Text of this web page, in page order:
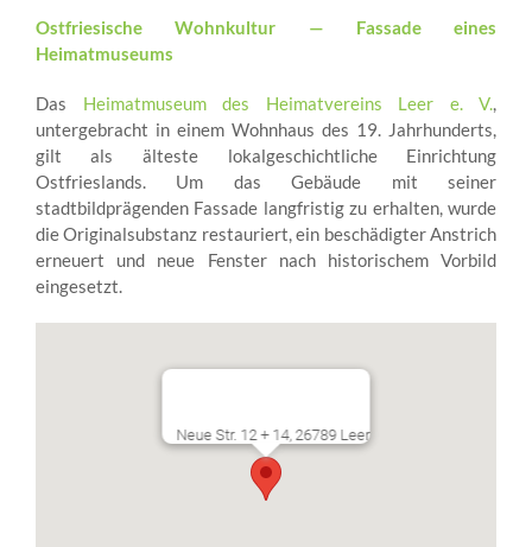
Ostfriesische Wohnkultur — Fassade eines
Heimatmuseums
Das Heimatmuseum des Heimatvereins Leer e. V.,
untergebracht in einem Wohnhaus des 19. Jahrhunderts,
gilt als älteste lokalgeschichtliche Einrichtung
Ostfrieslands. Um das Gebäude mit seiner
stadtbildprägenden Fassade langfristig zu erhalten, wurde
die Originalsubstanz restauriert, ein beschädigter Anstrich
erneuert und neue Fenster nach historischem Vorbild
eingesetzt.
Neue Str. 12 + 14, 26789 Leer